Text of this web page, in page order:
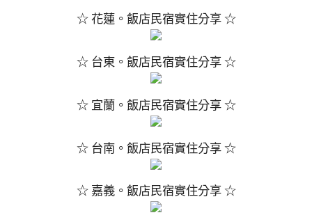
☆ 花蓮。飯店民宿實住分享 ☆
☆ 台東。飯店民宿實住分享 ☆
☆ 宜蘭。飯店民宿實住分享 ☆
☆ 台南。飯店民宿實住分享 ☆
☆ 嘉義。飯店民宿實住分享 ☆